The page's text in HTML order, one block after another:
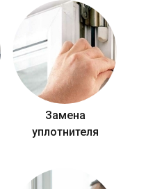
Замена
уплотнителя